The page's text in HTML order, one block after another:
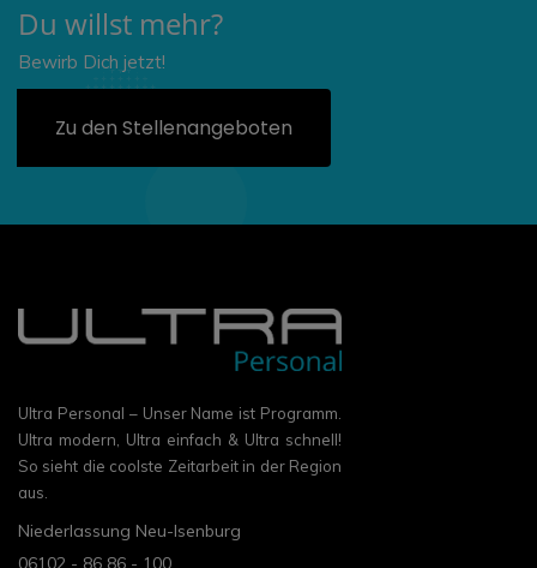
Du willst mehr?
Bewirb Dich jetzt!
Zu den Stellenangeboten
Ultra Personal – Unser Name ist Programm.
Ultra modern, Ultra einfach & Ultra schnell!
So sieht die coolste Zeitarbeit in der Region
aus.
Niederlassung Neu-Isenburg
06102 - 86 86 - 100